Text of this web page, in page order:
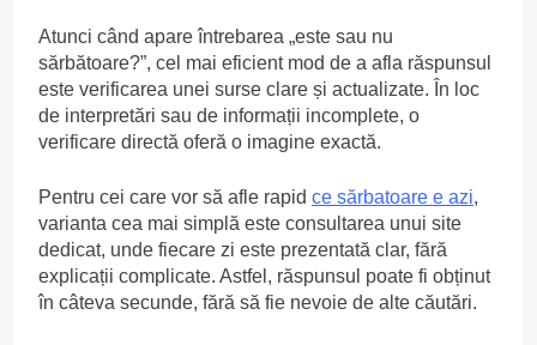
Atunci când apare întrebarea „este sau nu
sărbătoare?”, cel mai eficient mod de a afla răspunsul
este verificarea unei surse clare și actualizate. În loc
de interpretări sau de informații incomplete, o
verificare directă oferă o imagine exactă.
Pentru cei care vor să afle rapid ce sărbatoare e azi,
varianta cea mai simplă este consultarea unui site
dedicat, unde fiecare zi este prezentată clar, fără
explicații complicate. Astfel, răspunsul poate fi obținut
în câteva secunde, fără să fie nevoie de alte căutări.